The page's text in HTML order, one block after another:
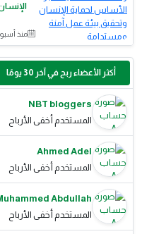
منذ
أكثر الأعضاء ربح في آخر 30 يومًا
NBT bloggers
المستخدم أخفى الأرباح
Ahmed Adel
المستخدم أخفى الأرباح
Abdullah
المستخدم أخفى الأرباح